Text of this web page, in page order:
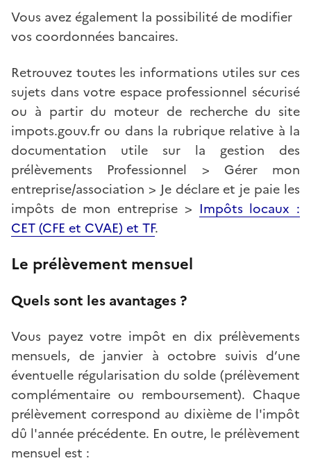
Vous avez également la possibilité de modifier
vos coordonnées bancaires.
Retrouvez toutes les informations utiles sur ces
sujets dans votre espace professionnel sécurisé
ou à partir du moteur de recherche du site
impots.gouv.fr ou dans la rubrique relative à la
documentation utile sur la gestion des
prélèvements Professionnel > Gérer mon
entreprise/association > Je déclare et je paie les
impôts de mon entreprise > Impôts locaux :
CET (CFE et CVAE) et TF.
Le prélèvement mensuel
Quels sont les avantages ?
Vous payez votre impôt en dix prélèvements
mensuels, de janvier à octobre suivis d’une
éventuelle régularisation du solde (prélèvement
complémentaire ou remboursement). Chaque
prélèvement correspond au dixième de l'impôt
dû l'année précédente. En outre, le prélèvement
mensuel est :